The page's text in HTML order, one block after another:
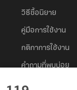
วิธีซื้อนิยาย
คู่มือการใช้งาน
กติกาการใช้งาน
คำถามที่พบบ่อย
Dek-D.com ใช้คุกกี้เพื่อพัฒ